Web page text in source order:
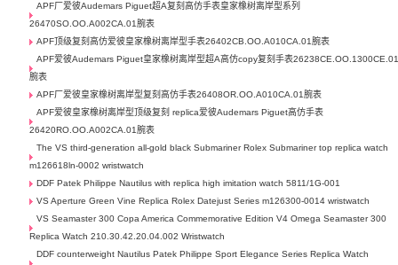
APF厂爱彼Audemars Piguet超A复刻高仿手表皇家橡树离岸型系列
26470SO.OO.A002CA.01腕表
APF顶级复刻高仿爱彼皇家橡树离岸型手表26402CB.OO.A010CA.01腕表
APF爱彼Audemars Piguet皇家橡树离岸型超A高仿copy复刻手表
腕表
APF厂爱彼皇家橡树离岸型复刻高仿手表26408OR.OO.A010CA.01腕表
APF爱彼皇家橡树离岸型顶级复刻 replica爱彼Audemars Piguet高仿手表
26420RO.OO.A002CA.01腕表
The VS third-generation all-gold black Submariner Rolex Submariner top replica watch
m126618ln-0002 wristwatch
DDF Patek Philippe Nautilus with replica high imitation watch 5811/1G-001
VS Aperture Green Vine Replica Rolex Datejust Series m126300-0014 wristwatch
VS Seamaster 300 Copa America Commemorative Edition V4 Omega Seamaster 300
Replica Watch 210.30.42.20.04.002 Wristwatch
DDF counterweight Nautilus Patek Philippe Sport Elegance Series Replica Watch